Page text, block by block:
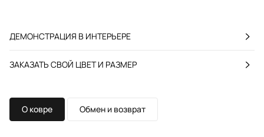
ДЕМОНСТРАЦИЯ В ИНТЕРЬЕРЕ
ЗАКАЗАТЬ СВОЙ ЦВЕТ И РАЗМЕР
О ковре Обмен и возврат